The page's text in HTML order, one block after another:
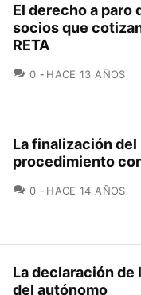
El derecho a paro
socios que
RETA
0 COMENTARIOS
HACE 13 AÑOS
La finalización del
procedimiento
0 COMENTARIOS
HACE 14 AÑOS
La declaración de
del autónomo